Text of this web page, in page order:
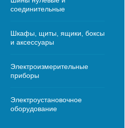
соединительные
Шкафы, щиты, ящики, боксы
и аксессуары
Электроизмерительные
приборы
Электроустановочное
оборудование